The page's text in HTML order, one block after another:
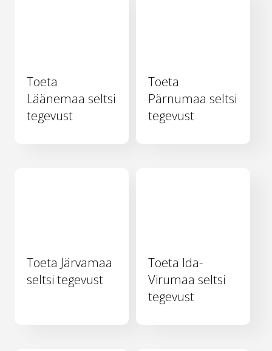
Toeta
Läänemaa seltsi
tegevust
Toeta
Pärnumaa seltsi
tegevust
Toeta Järvamaa
seltsi tegevust
Toeta Ida-
Virumaa seltsi
tegevust